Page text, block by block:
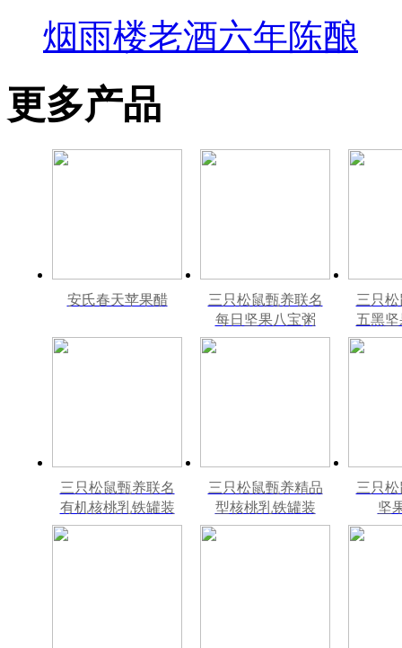
烟雨楼老酒六年陈酿
更多产品
安氏春天苹果醋
三只松鼠甄养联名
每日坚果八宝粥
330g*12罐礼盒装
三只
五黑
三只松鼠甄养联名
有机核桃乳铁罐装
240ml*12罐礼盒
三只松鼠甄养精品
型核桃乳铁罐装
240ml*12罐
三只
坚